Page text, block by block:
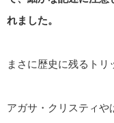
れました。
まさに歴史に残るトリ
アガサ・クリスティや